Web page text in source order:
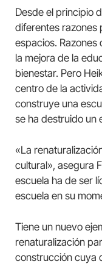
Desde el principio
diferentes razones
espacios. Razones
la mejora de la
bienestar. Pero
centro de la
construye una
se ha destruido un
«La
cultural», asegura
escuela ha de ser
escuela en su
Tiene un nuevo
renaturalización
construcción cuya